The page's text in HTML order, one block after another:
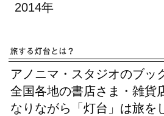
2014年
アノニマ・スタジオのブッ
全国各地の書店さま・雑貨
なりながら「灯台」は旅を